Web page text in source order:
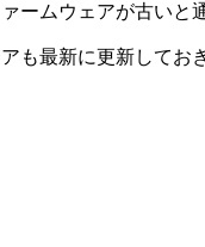
ームウェアが古いと
も最新に更新してお